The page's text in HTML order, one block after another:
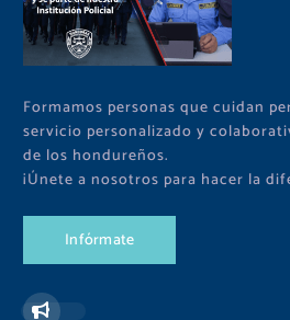
Formamos personas que cuidan
servicio personalizado y
de los hondureños.
¡Únete a nosotros para hacer la
Infórmate